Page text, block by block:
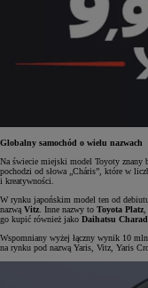
Globalny samochód o wielu nazwach
Na świecie miejski model Toyoty znany
pochodzi od słowa „Cháris”, które w
i kreatywności.
W rynku japońskim model ten od
nazwą Vitz. Inne nazwy to Toyota Platz,
go kupić również jako Daihatsu
Wspomniany wyżej łączny wynik 10
na rynku pod nazwą Yaris, Vitz, Yaris